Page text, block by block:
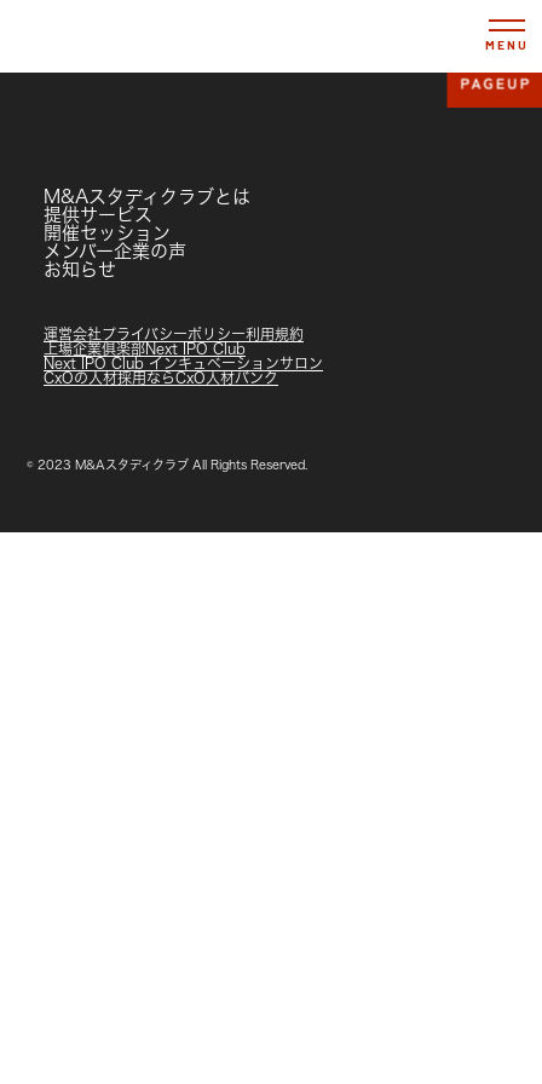
MENU
M&Aスタディクラブとは
提供サービス
開催セッション
メンバー企業の声
お知らせ
運営会社プライバシーポリシー利用規約
上場企業俱楽部Next IPO Club
Next IPO Club インキュベーションサロン
CxOの人材採用ならCxO人材バンク
© 2023 M&Aスタディクラブ All Rights Reserved.